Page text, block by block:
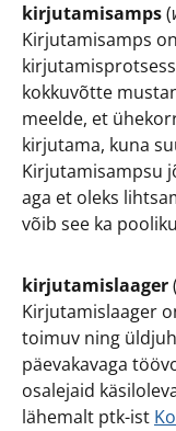
kirjutamisamps(
Kirjutamisamps
kokkuvõtte
meelde, et
kirjutama, kuna
Kirjutamisampsu
aga et oleks
võib see ka
kirjutamislaager(
Kirjutamislaager
toimuv ning
päevakavaga
osalejaid
lähemalt ptk-ist